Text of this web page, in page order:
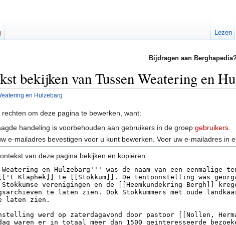
Bijdragen aan
bekijken van Tussen Weatering en
en Hulzebarg
rechten om deze pagina te bewerken, want:
handeling is voorbehouden aan gebruikers in de groepgebruikers
e-mailadres bevestigen voor u kunt bewerken. Voer uw e-mailadres in
van deze pagina bekijken en kopiëren.
Lezen